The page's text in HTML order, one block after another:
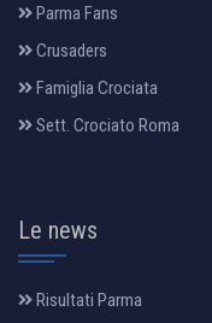
Parma Fans
Crusaders
Famiglia Crociata
Sett. Crociato Roma
Le news
Risultati Parma